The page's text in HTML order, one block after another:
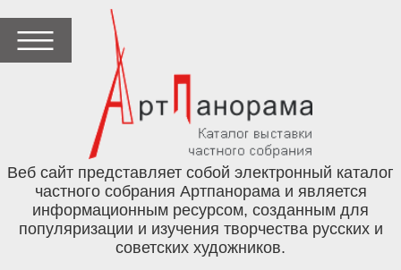
Веб сайт представляет собой электронный каталог
частного собрания Артпанорама и является
информационным ресурсом, созданным для
популяризации и изучения творчества русских и
советских художников.